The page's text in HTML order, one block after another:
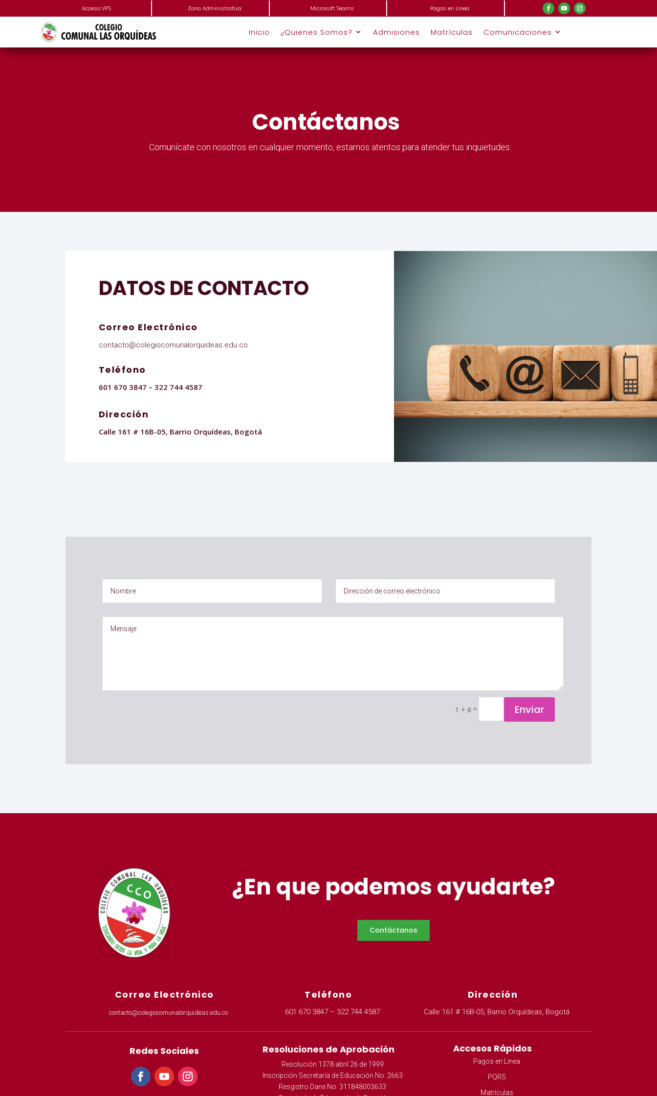
Acceso VPS Zona Administrativa Microsoft Teams Pagos en Línea
Inicio ¿Quienes Somos? Admisiones Matrículas Comunicaciones
Contáctanos
Comunícate con nosotros en cualquier momento, estamos atentos para atender tus inquietudes.
DATOS DE CONTACTO
Correo Electrónico
contacto@colegiocomunalorquideas.edu.co
Teléfono
601 670 3847 – 322 744 4587
Dirección
Calle 161 # 16B-05, Barrio Orquídeas, Bogotá
1 + 8 = Enviar
¿En que podemos ayudarte?
Contáctanos
Correo Electrónico
contacto@colegiocomunalorquideas.edu.co
Teléfono
601 670 3847 – 322 744 4587
Dirección
Calle 161 # 16B-05, Barrio Orquídeas, Bogotá
Redes Sociales Resoluciones de Aprobación
Resolución 1378 abril 26 de 1999
Inscripción Secretaría de Educación No. 2663
Resgistro Dane No. 311848003633
Accesos Rápidos
Pagos en Linea
PQRS
Matrículas